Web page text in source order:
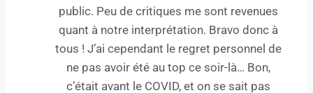
public. Peu de critiques me sont revenues
quant à notre interprétation. Bravo donc à
tous ! J’ai cependant le regret personnel de
ne pas avoir été au top ce soir-là… Bon,
c’était avant le COVID, et on se sait pas